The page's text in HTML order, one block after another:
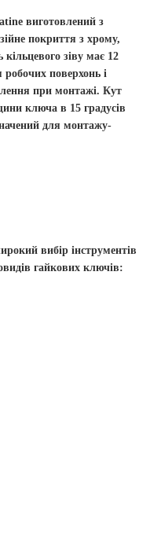
виготовлений з
покриття з хрому,
зіву має 12
поверхонь і
при монтажі. Кут
ключа в 15 градусів
для монтажу-
вибір інструментів
гайкових ключів: